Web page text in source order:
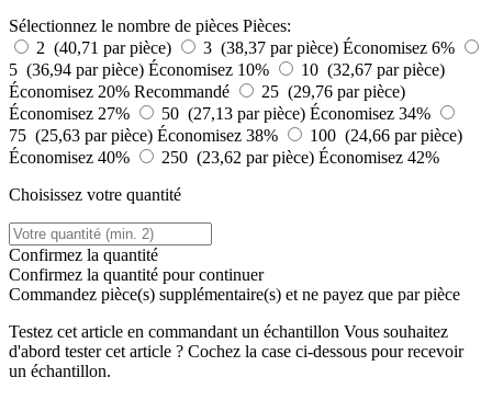
Sélectionnez le nombre de pièces Pièces:
2 (40,71 par pièce)
3 (38,37 par pièce) Économisez 6%
5 (36,94 par pièce) Économisez 10%
10 (32,67 par pièce)
Économisez 20% Recommandé
25 (29,76 par pièce)
Économisez 27%
50 (27,13 par pièce) Économisez 34%
75 (25,63 par pièce) Économisez 38%
100 (24,66 par pièce)
Économisez 40%
250 (23,62 par pièce) Économisez 42%
Choisissez votre quantité
Confirmez la quantité
Confirmez la quantité pour continuer
Commandez pièce(s) supplémentaire(s) et ne payez que par pièce
Testez cet article en commandant un échantillon Vous souhaitez
d'abord tester cet article ? Cochez la case ci-dessous pour recevoir
un échantillon.